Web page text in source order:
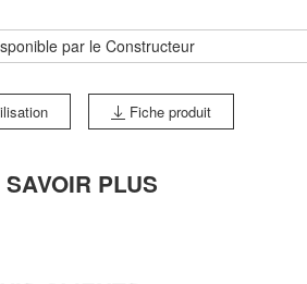
par le Constructeur
Fiche produit
SAVOIR PLUS